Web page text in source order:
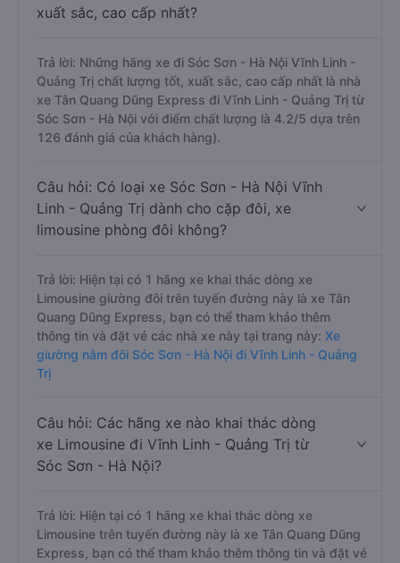
xuất sắc, cao cấp nhất?
Trả lời: Những hãng xe đi Sóc Sơn - Hà Nội Vĩnh Linh -
Quảng Trị chất lượng tốt, xuất sắc, cao cấp nhất là nhà
xe Tân Quang Dũng Express đi Vĩnh Linh - Quảng Trị từ
Sóc Sơn - Hà Nội với điểm chất lượng là 4.2/5 dựa trên
126 đánh giá của khách hàng).
Câu hỏi: Có loại xe Sóc Sơn - Hà Nội Vĩnh
Linh - Quảng Trị dành cho cặp đôi, xe
limousine phòng đôi không?
Trả lời: Hiện tại có 1 hãng xe khai thác dòng xe
Limousine giường đôi trên tuyến đường này là xe Tân
Quang Dũng Express, bạn có thể tham khảo thêm
thông tin và đặt vé các nhà xe này tại trang này: Xe
giường nằm đôi Sóc Sơn - Hà Nội đi Vĩnh Linh - Quảng
Trị
Câu hỏi: Các hãng xe nào khai thác dòng
xe Limousine đi Vĩnh Linh - Quảng Trị từ
Sóc Sơn - Hà Nội?
Trả lời: Hiện tại có 1 hãng xe khai thác dòng xe
Limousine trên tuyến đường này là xe Tân Quang Dũng
Express, bạn có thể tham khảo thêm thông tin và đặt vé